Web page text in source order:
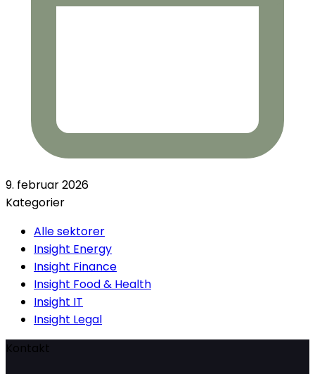
9. februar 2026
Kategorier
Alle sektorer
Insight Energy
Insight Finance
Insight Food & Health
Insight IT
Insight Legal
Kontakt